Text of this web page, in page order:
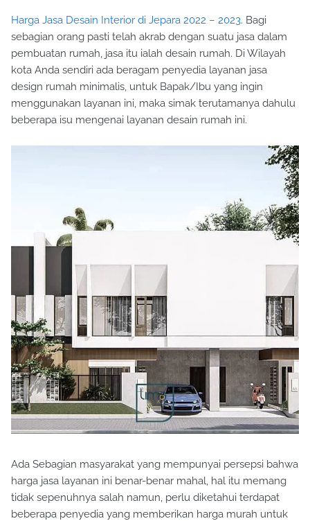
Harga Jasa Desain Interior di Jepara 2022 – 2023. Bagi
sebagian orang pasti telah akrab dengan suatu jasa dalam
pembuatan rumah, jasa itu ialah desain rumah. Di Wilayah
kota Anda sendiri ada beragam penyedia layanan jasa
design rumah minimalis, untuk Bapak/Ibu yang ingin
menggunakan layanan ini, maka simak terutamanya dahulu
beberapa isu mengenai layanan desain rumah ini.
Ada Sebagian masyarakat yang mempunyai persepsi bahwa
harga jasa layanan ini benar-benar mahal, hal itu memang
tidak sepenuhnya salah namun, perlu diketahui terdapat
beberapa penyedia yang memberikan harga murah untuk